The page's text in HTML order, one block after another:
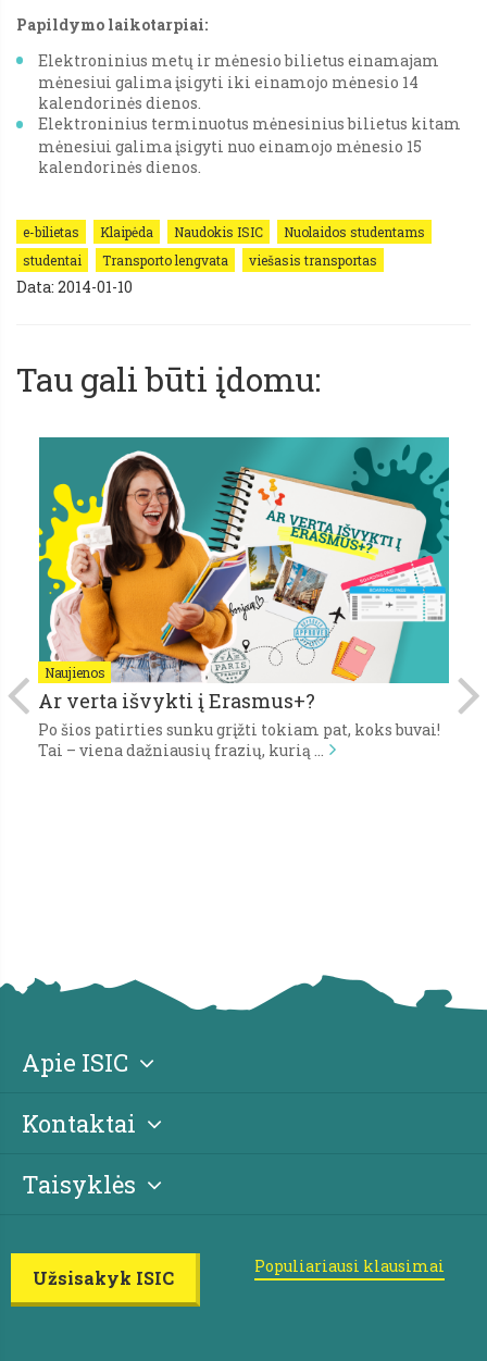
Papildymo laikotarpiai:
Elektroninius metų ir mėnesio bilietus einamajam
mėnesiui galima įsigyti iki einamojo mėnesio 14
kalendorinės dienos.
Elektroninius terminuotus mėnesinius bilietus kitam
mėnesiui galima įsigyti nuo einamojo mėnesio 15
kalendorinės dienos.
e-bilietas Klaipėda Naudokis ISIC
Nuolaidos studentams
studentai
Transporto lengvata viešasis transportas
Data: 2014-01-10
Tau gali būti įdomu:
Naujienos
Ar verta išvykti į Erasmus+?
Po šios patirties sunku grįžti tokiam pat, koks buvai!
Tai – viena dažniausių frazių, kurią …
Apie ISIC
Kontaktai
Taisyklės
Užsisakyk ISIC
Populiariausi klausimai